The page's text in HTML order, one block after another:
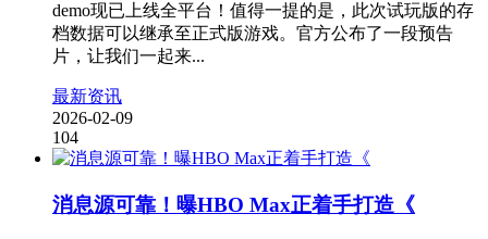
demo现已上线全平台！值得一提的是，此次试玩版的存
档数据可以继承至正式版游戏。官方公布了一段预告
片，让我们一起来...
最新资讯
2026-02-09
104
消息源可靠！曝HBO Max正着手打造《